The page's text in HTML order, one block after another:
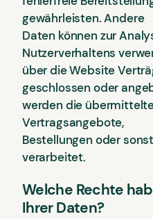
gewährleisten. Andere
Daten können zur
Nutzerverhaltens
über die Website
geschlossen oder
werden die
Vertragsangebote,
Bestellungen oder
verarbeitet.
Welche Rechte
Ihrer Daten?